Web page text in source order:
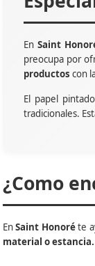
En Saint
preocupa por
productos con
El papel
tradicionales.
¿Como
EnSaint Honoréte
material o estancia.